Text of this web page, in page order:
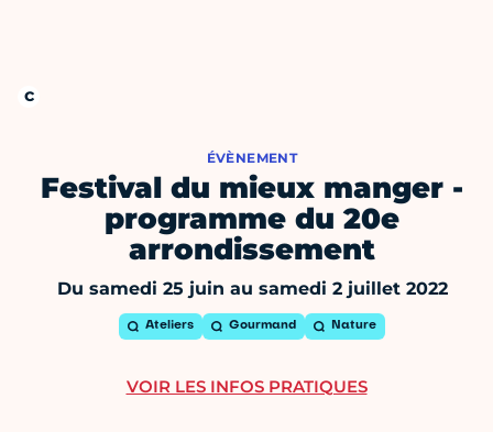
ÉVÈNEMENT
Festival du mieux manger -
programme du 20e
arrondissement
Du samedi 25 juin au samedi 2 juillet 2022
Ateliers Gourmand Nature
VOIR LES INFOS PRATIQUES